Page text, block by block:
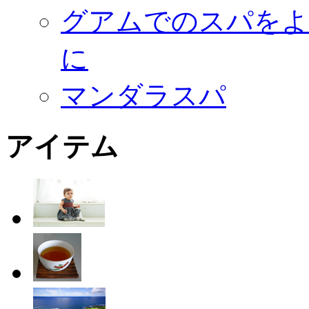
グアムでのスパを
に
マンダラスパ
アイテム